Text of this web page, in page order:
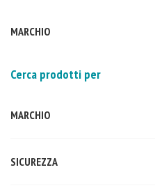
MARCHIO
Cerca prodotti per
MARCHIO
SICUREZZA